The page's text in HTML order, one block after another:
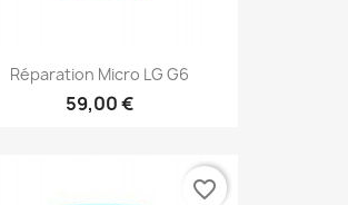
Réparation Micro LG G6
59,00 €
favorite_border